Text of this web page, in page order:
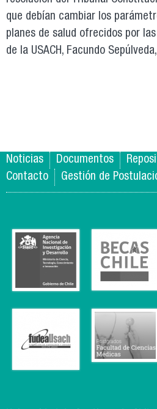
que debían cambiar los
planes de salud ofrecidos por
de la USACH, Facundo
Noticias Documentos
Contacto
Gestión de